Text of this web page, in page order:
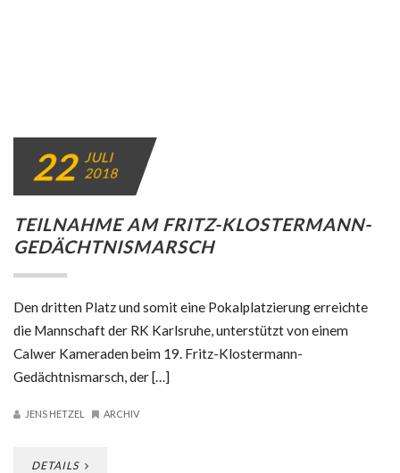
22 JULI
2018
TEILNAHME AM FRITZ-KLOSTERMANN-
GEDÄCHTNISMARSCH
Den dritten Platz und somit eine Pokalplatzierung erreichte
die Mannschaft der RK Karlsruhe, unterstützt von einem
Calwer Kameraden beim 19. Fritz-Klostermann-
Gedächtnismarsch, der […]
JENS HETZEL ARCHIV
DETAILS